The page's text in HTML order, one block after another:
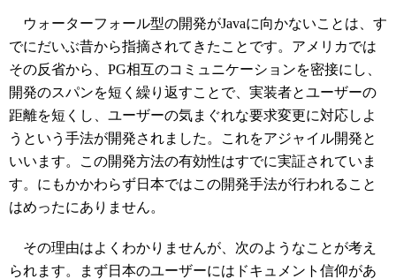
ウォーターフォール型の開発がJavaに向かないことは、す
でにだいぶ昔から指摘されてきたことです。アメリカでは
その反省から、PG相互のコミュニケーションを密接にし、
開発のスパンを短く繰り返すことで、実装者とユーザーの
距離を短くし、ユーザーの気まぐれな要求変更に対応しよ
うという手法が開発されました。これをアジャイル開発と
いいます。この開発方法の有効性はすでに実証されていま
す。にもかかわらず日本ではこの開発手法が行われること
はめったにありません。
その理由はよくわかりませんが、次のようなことが考え
られます。まず日本のユーザーにはドキュメント信仰があ